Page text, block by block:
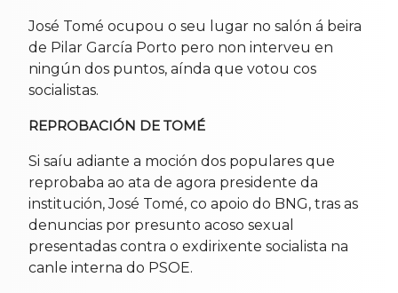
José Tomé ocupou o seu lugar no salón á beira
de Pilar García Porto pero non interveu en
ningún dos puntos, aínda que votou cos
socialistas.
REPROBACIÓN DE TOMÉ
Si saíu adiante a moción dos populares que
reprobaba ao ata de agora presidente da
institución, José Tomé, co apoio do BNG, tras as
denuncias por presunto acoso sexual
presentadas contra o exdirixente socialista na
canle interna do PSOE.